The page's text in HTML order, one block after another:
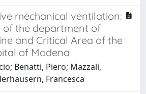
mechanical ventilation:
of the department of
and Critical Area of the
of Modena
Benatti, Piero; Mazzali,
Francesca